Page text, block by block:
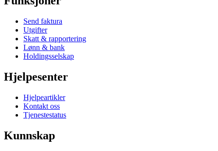
Send faktura
Utgifter
Skatt & rapportering
Lønn & bank
Holdingsselskap
Hjelpesenter
Hjelpeartikler
Kontakt oss
Tjenestestatus
Kunnskap